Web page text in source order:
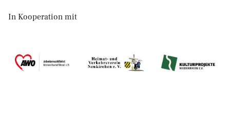
In Kooperation mit